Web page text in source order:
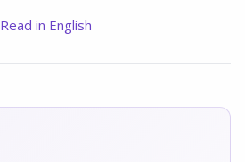
Read in English